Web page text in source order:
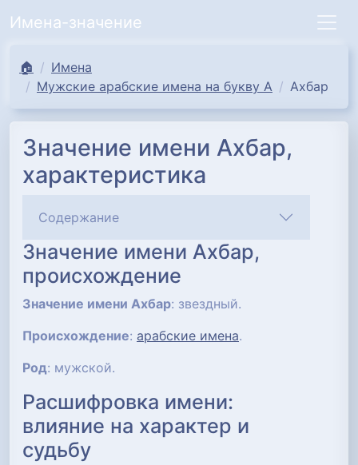
Имена-значение
🏠
Имена
Мужские арабские имена на букву А
Ахбар
Значение имени Ахбар,
характеристика
Содержание
Значение имени Ахбар,
происхождение
Значение имени Ахбар: звездный.
Происхождение: арабские имена.
Род: мужской.
Расшифровка имени:
влияние на характер и
судьбу